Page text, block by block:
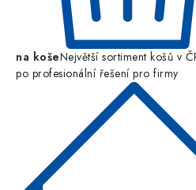
na košeNejvětší sortiment košů v
po profesionální řešení pro firmy